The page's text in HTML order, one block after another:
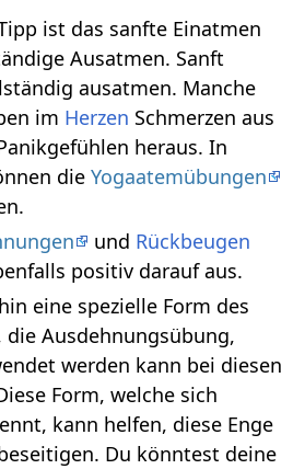
ist das sanfte Einatmen
Ausatmen. Sanft
ausatmen. Manche
im Herzen Schmerzen aus
heraus. In
die Yogaatemübungen
und Rückbeugen
positiv darauf aus.
eine spezielle Form des
die Ausdehnungsübung,
werden kann bei diesen
Form, welche sich
kann helfen, diese Enge
Du könntest deine